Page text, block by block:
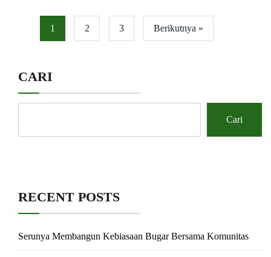
1 2 3 Berikutnya »
CARI
Cari
RECENT POSTS
Serunya Membangun Kebiasaan Bugar Bersama Komunitas